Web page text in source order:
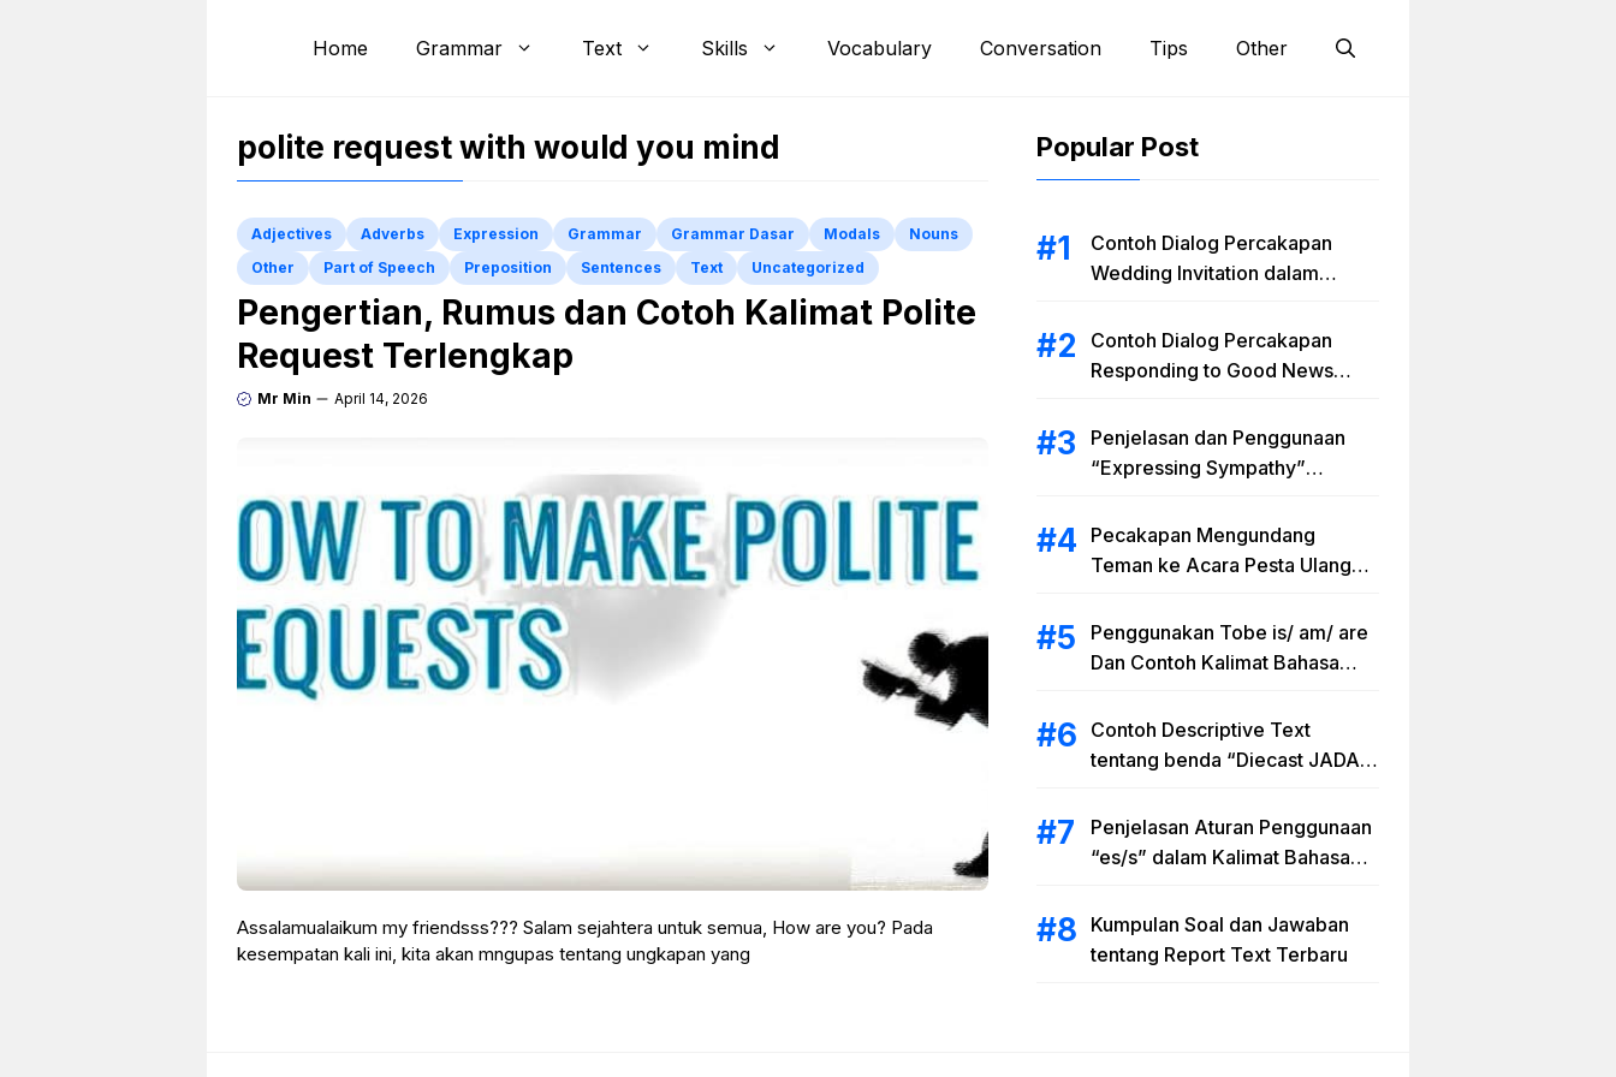
Home Grammar Text Skills Vocabulary Conversation Tips Other
polite request with would you mind
Adjectives Adverbs Expression Grammar Grammar Dasar Modals
Nouns
Other
Part of Speech Preposition Sentences Text Uncategorized
Pengertian, Rumus dan Cotoh Kalimat Polite
Request Terlengkap
Mr Min April 14, 2026
Assalamualaikum my friendsss??? Salam sejahtera untuk semua, How are you? Pada
kesempatan kali ini, kita akan mngupas tentang ungkapan yang
Popular Post
Contoh Dialog Percakapan
Wedding Invitation dalam
Terlengkap
Contoh Dialog Percakapan
Responding to Good News
Latihan Soal Terlengkap
Penjelasan dan Penggunaan
“Expressing Sympathy”
dan Artinya
Pecakapan Mengundang
Teman ke Acara Pesta Ulang
Dalam Bahasa Inggris
Penggunakan Tobe is/ am/ are
Dan Contoh Kalimat Bahasa
Present Tense
Contoh Descriptive Text
tentang benda “Diecast JADA –
Penjelasan Aturan Penggunaan
“es/s” dalam Kalimat Bahasa
Kumpulan Soal dan Jawaban
tentang Report Text Terbaru